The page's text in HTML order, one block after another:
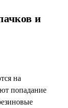
и
на
попадание